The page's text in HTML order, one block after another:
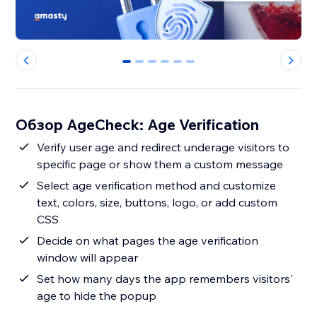
0 1 2 3 4 5
Обзор AgeCheck: Age Verification
Verify user age and redirect underage visitors to
specific page or show them a custom message
Select age verification method and customize
text, colors, size, buttons, logo, or add custom
CSS
Decide on what pages the age verification
window will appear
Set how many days the app remembers visitors'
age to hide the popup